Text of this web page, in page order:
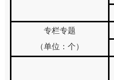
专栏专题
（单位：个）